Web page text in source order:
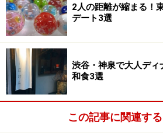
2人の距離が縮まる！
デート3選
渋谷・神泉で大人デ
和食3選
この記事に関連す